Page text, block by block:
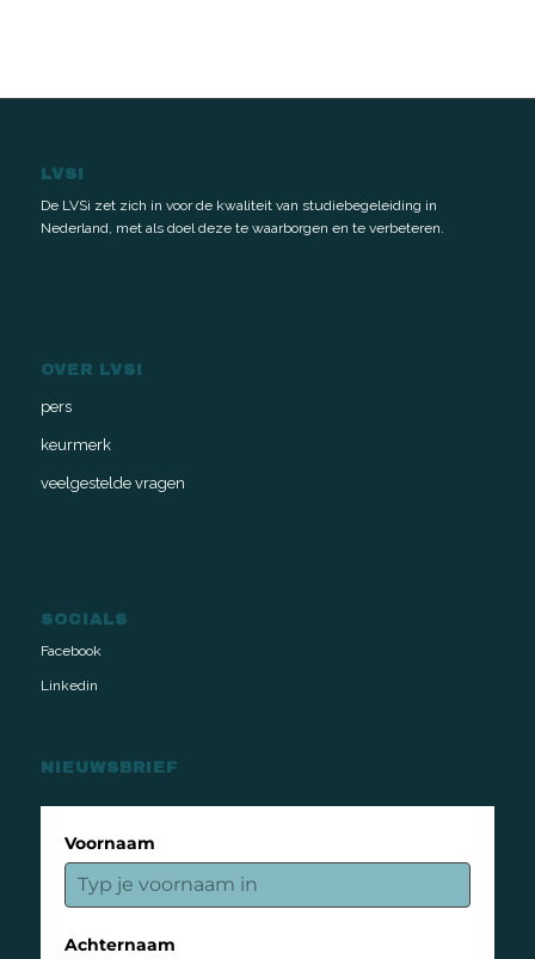
LVSI
De LVSi zet zich in voor de kwaliteit van studiebegeleiding in
Nederland, met als doel deze te waarborgen en te verbeteren.
OVER LVSI
pers
keurmerk
veelgestelde vragen
SOCIALS
Facebook
Linkedin
NIEUWSBRIEF
Voornaam
Achternaam